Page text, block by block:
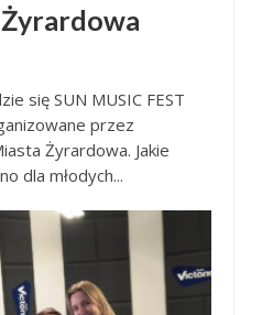
się SUN MUSIC FEST
przez
Żyrardowa. Jakie
dla młodych...